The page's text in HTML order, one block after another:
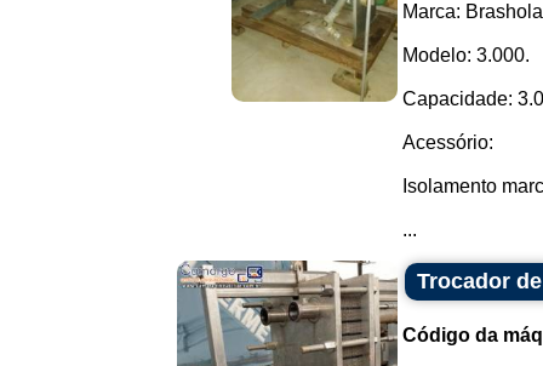
Marca:
Modelo: 3.000.
Capacidade:
Acessório:
Isolamento
...
Trocador
Código da